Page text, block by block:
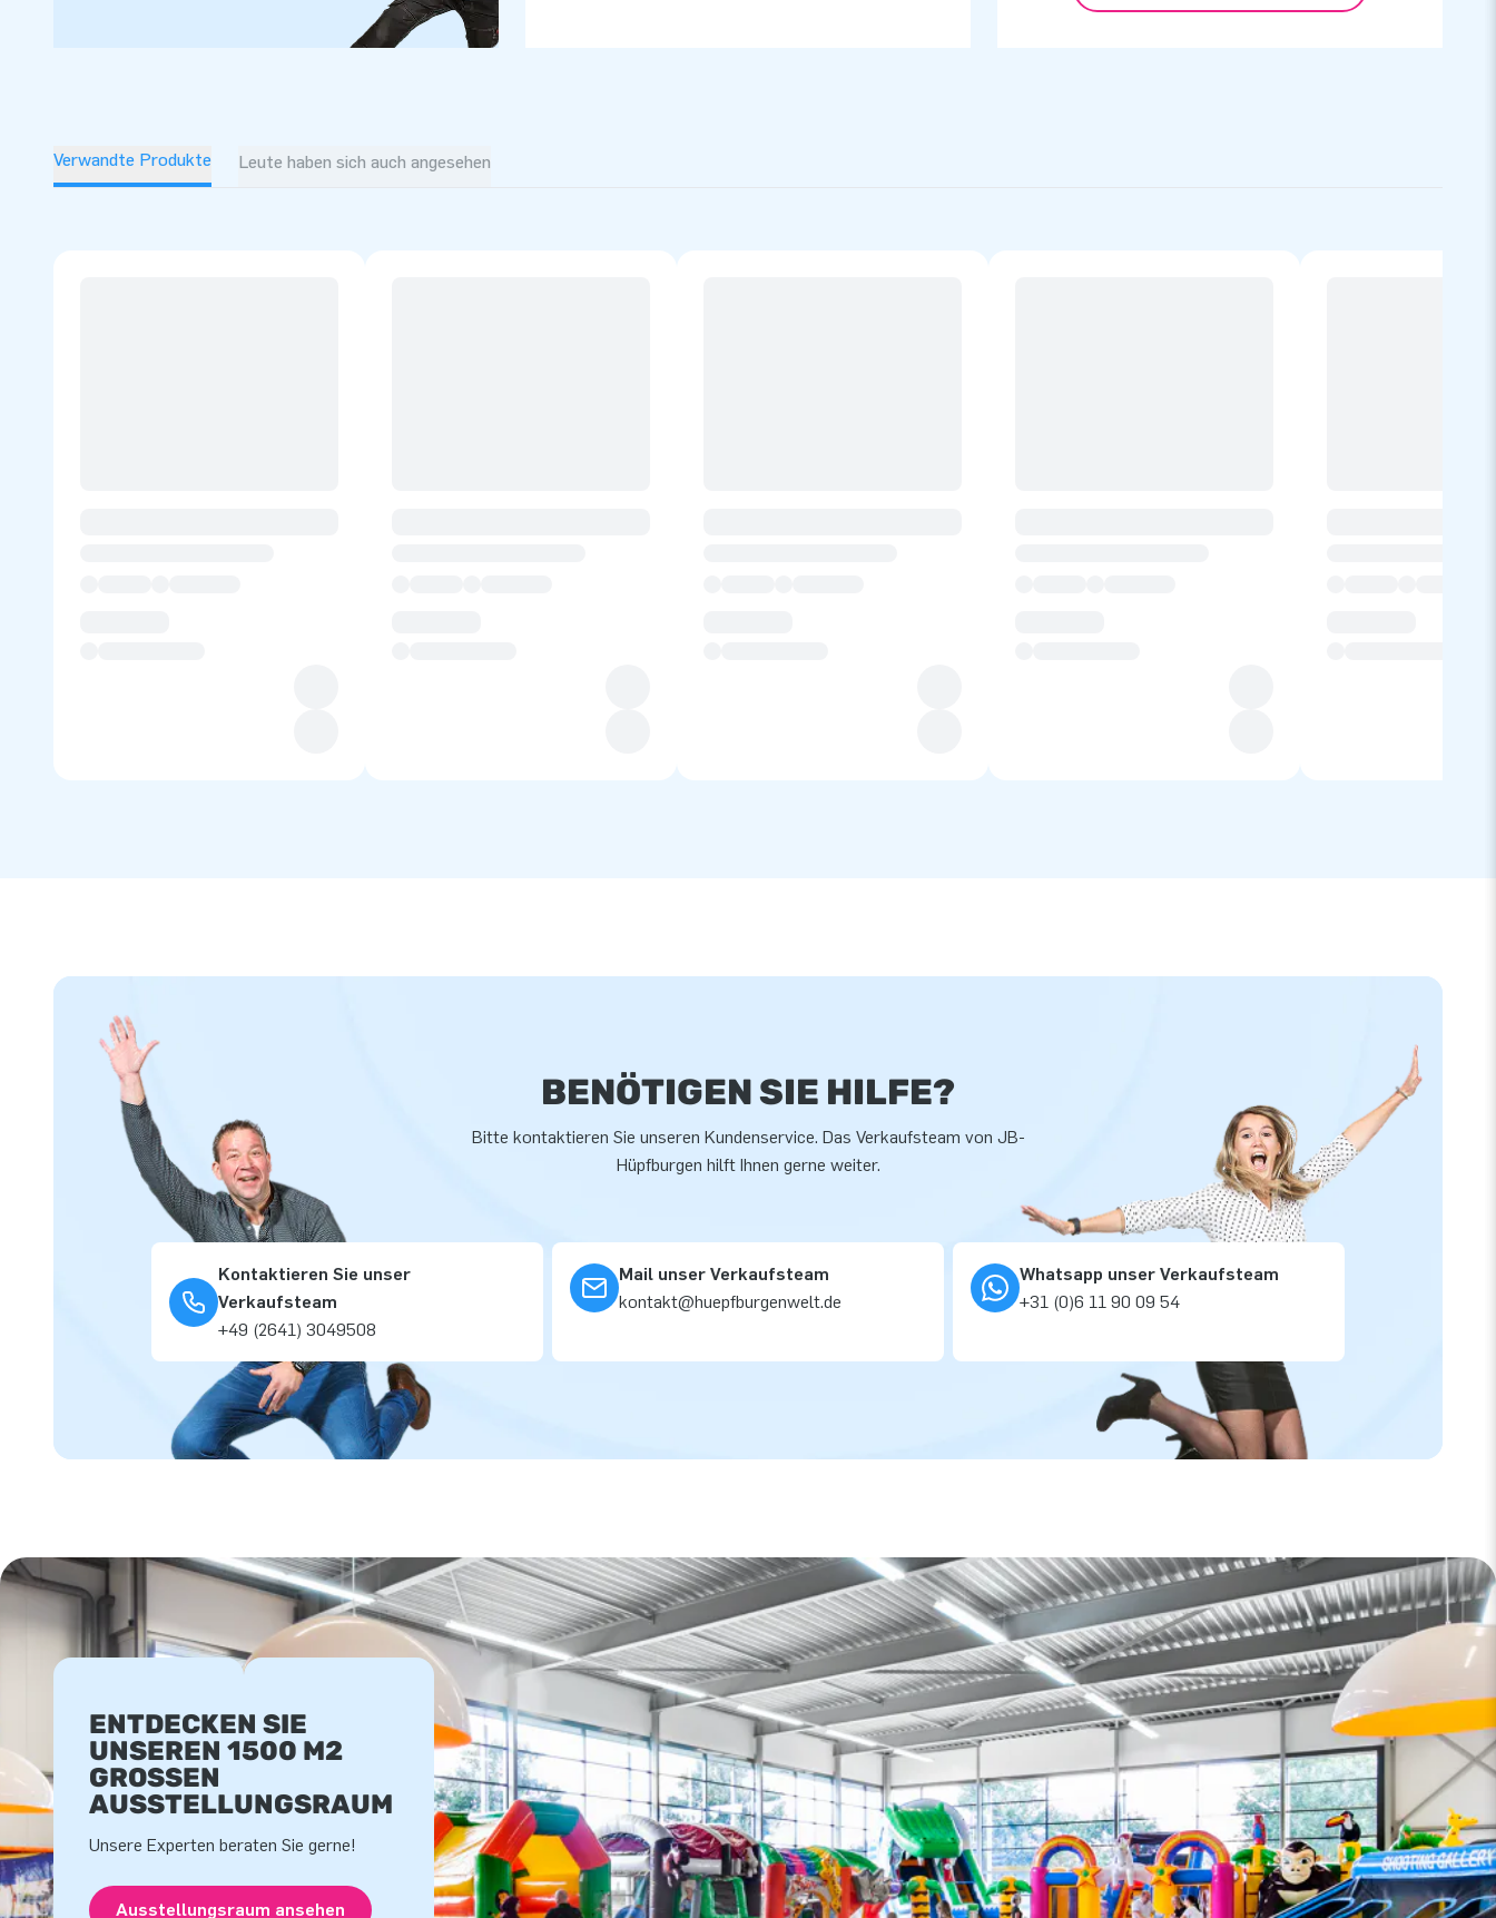
Verwandte Produkte Leute haben sich auch angesehen
BENÖTIGEN SIE HILFE?
Bitte kontaktieren Sie unseren Kundenservice. Das Verkaufsteam von JB-
Hüpfburgen hilft Ihnen gerne weiter.
Kontaktieren Sie unser
Verkaufsteam
+49 (2641) 3049508
Mail unser Verkaufsteam
kontakt@huepfburgenwelt.de
Whatsapp unser Verkaufsteam
+31 (0)6 11 90 09 54
ENTDECKEN SIE
UNSEREN 1500 M2
GROSSEN A
USSTELLUNGSRAUM
Unsere Experten beraten Sie gerne!
Ausstellungsraum ansehen